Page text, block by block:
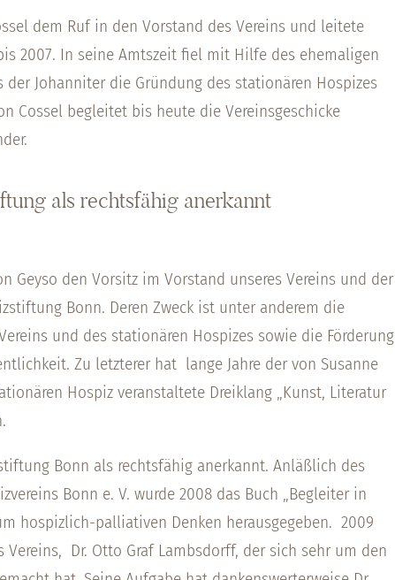
dem Ruf in den Vorstand des Vereins und leitete
2007. In seine Amtszeit fiel mit Hilfe des ehemaligen
der Johanniter die Gründung des stationären Hospizes
Cossel begleitet bis heute die Vereinsgeschicke
als rechtsfähig anerkannt
Geyso den Vorsitz im Vorstand unseres Vereins und der
Bonn. Deren Zweck ist unter anderem die
und des stationären Hospizes sowie die Förderung
Zu letzterer hat lange Jahre der von Susanne
Hospiz veranstaltete Dreiklang „Kunst, Literatur
Bonn als rechtsfähig anerkannt. Anläßlich des
Bonn e. V. wurde 2008 das Buch „Begleiter in
hospizlich-palliativen Denken herausgegeben. 2009
Vereins, Dr. Otto Graf Lambsdorff, der sich sehr um den